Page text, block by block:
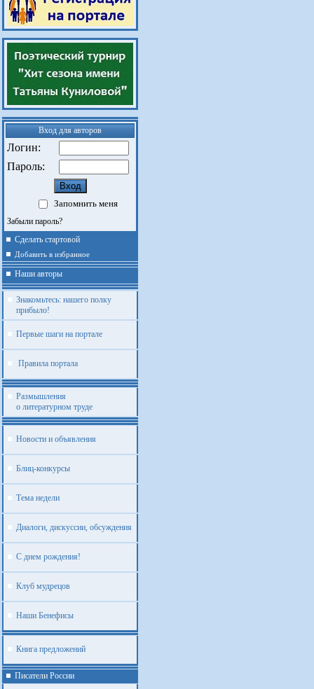
Вход для авторов
Логин:
Пароль:
Запомнить меня
Забыли пароль?
Сделать стартовой
Добавить в избранное
Наши авторы
Знакомьтесь: нашего полку
прибыло!
Первые шаги на портале
Правила портала
Размышления
о литературном труде
Новости и объявления
Блиц-конкурсы
Тема недели
Диалоги, дискуссии, обсуждения
С днем рождения!
Клуб мудрецов
Наши Бенефисы
Книга предложений
Писатели России